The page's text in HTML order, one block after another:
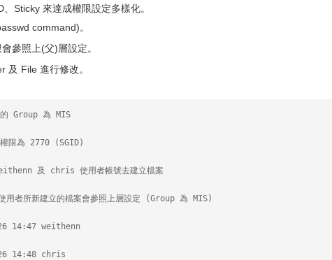
Sticky 來達成權限設定多樣化。
command)。
參照上(父)層設定。
及 File 進行修改。
Group 為 MIS
為 2770 (SGID)
chris 使用者帳號去建立檔案
案會參照上層設定 (Group 為 MIS)
14:47 weithenn
14:48 chris